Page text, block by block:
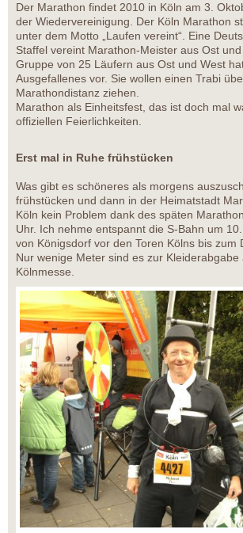
Der Marathon findet 2010 in Köln am 3.
der Wiedervereinigung. Der Köln Marathon
unter dem Motto „Laufen vereint“. Eine
Staffel vereint Marathon-Meister aus Ost
Gruppe von 25 Läufern aus Ost und West
Ausgefallenes vor. Sie wollen einen Trabi
Marathondistanz ziehen.
Marathon als Einheitsfest, das ist doch mal
offiziellen Feierlichkeiten.
Erst mal in Ruhe frühstücken
Was gibt es schöneres als morgens
frühstücken und dann in der Heimatstadt
Köln kein Problem dank des späten
Uhr. Ich nehme entspannt die S-Bahn um
von Königsdorf vor den Toren Kölns bis zum
Nur wenige Meter sind es zur Kleiderabgabe
Kölnmesse.